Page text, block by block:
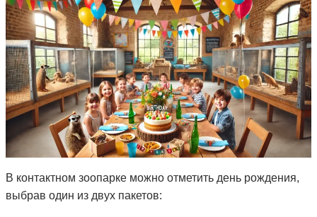
В контактном зоопарке можно отметить день рождения,
выбрав один из двух пакетов: